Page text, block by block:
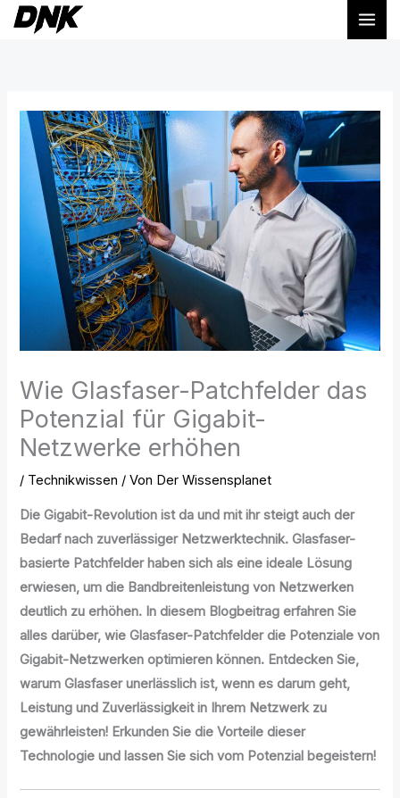
Zum
Wie Glasfaser-Patchfelder das
Potenzial für Gigabit-
Netzwerke erhöhen
/ Technikwissen / Von Der Wissensplanet
Die Gigabit-Revolution ist da und mit ihr steigt auch der
Bedarf nach zuverlässiger Netzwerktechnik. Glasfaser-
basierte Patchfelder haben sich als eine ideale Lösung
erwiesen, um die Bandbreitenleistung von Netzwerken
deutlich zu erhöhen. In diesem Blogbeitrag erfahren Sie
alles darüber, wie Glasfaser-Patchfelder die Potenziale von
Gigabit-Netzwerken optimieren können. Entdecken Sie,
warum Glasfaser unerlässlich ist, wenn es darum geht,
Leistung und Zuverlässigkeit in Ihrem Netzwerk zu
gewährleisten! Erkunden Sie die Vorteile dieser
Technologie und lassen Sie sich vom Potenzial begeistern!